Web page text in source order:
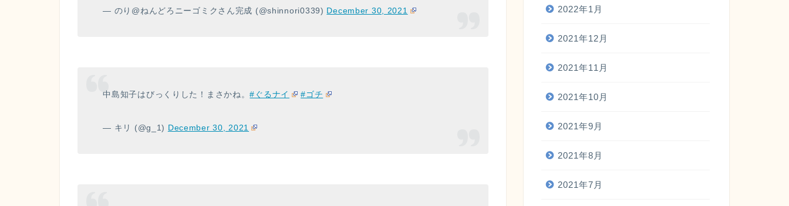
— のり@ねんどろニーゴミクさん完成 (@shinnori0339) December 30, 2021
中島知子はびっくりした！まさかね。#ぐるナイ #ゴチ
— キリ (@g_1) December 30, 2021
2022年1月
2021年12月
2021年11月
2021年10月
2021年9月
2021年8月
2021年7月